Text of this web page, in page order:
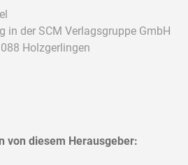
in der SCM Verlagsgruppe GmbH
Holzgerlingen
von diesem Herausgeber: